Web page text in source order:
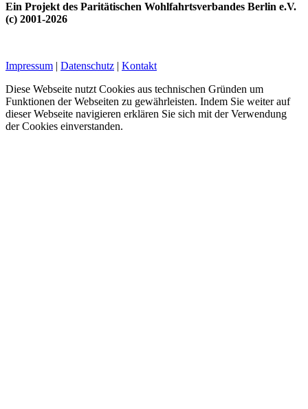
Ein Projekt des Paritätischen Wohlfahrtsverbandes Berlin e.V.
(c) 2001-2026
Impressum | Datenschutz | Kontakt
Diese Webseite nutzt Cookies aus technischen Gründen um
Funktionen der Webseiten zu gewährleisten. Indem Sie weiter auf
dieser Webseite navigieren erklären Sie sich mit der Verwendung
der Cookies einverstanden.